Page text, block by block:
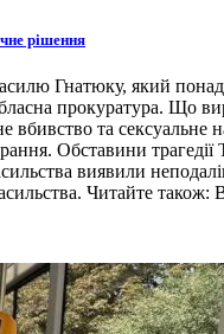
рішення
Гнатюку, який
прокуратура. Що
вбивство та
Обставини
виявили
Читайте